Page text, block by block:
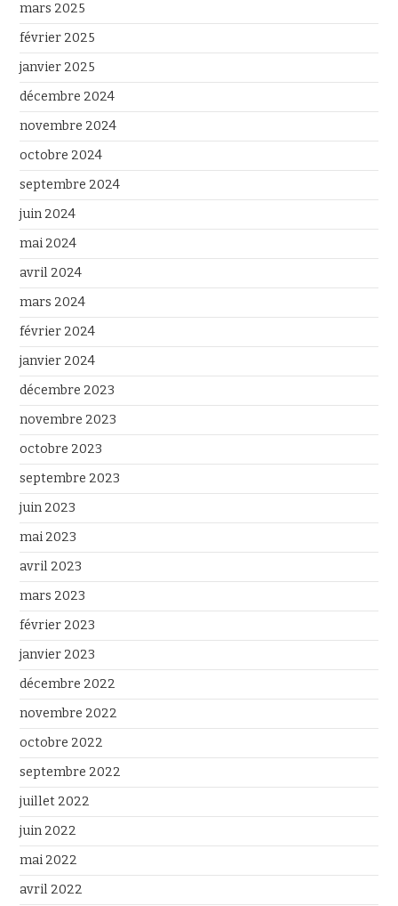
mars 2025
février 2025
janvier 2025
décembre 2024
novembre 2024
octobre 2024
septembre 2024
juin 2024
mai 2024
avril 2024
mars 2024
février 2024
janvier 2024
décembre 2023
novembre 2023
octobre 2023
septembre 2023
juin 2023
mai 2023
avril 2023
mars 2023
février 2023
janvier 2023
décembre 2022
novembre 2022
octobre 2022
septembre 2022
juillet 2022
juin 2022
mai 2022
avril 2022